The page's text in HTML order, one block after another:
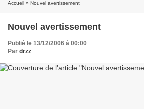
Accueil » Nouvel avertissement
Nouvel avertissement
Publié le 13/12/2006 à 00:00
Par drzz